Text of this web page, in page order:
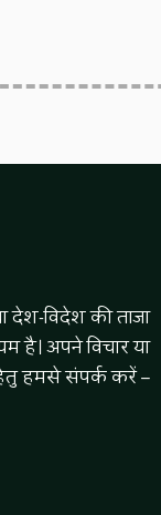
देश-विदेश की ताजा
है। अपने विचार या
हेतु हमसे संपर्क करें –